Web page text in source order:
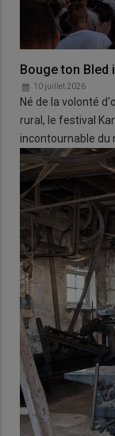
Bouge ton Bled
10 juillet 2026
Né de la volonté
rural, le festival
incontournable du